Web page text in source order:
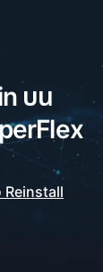
บน
Reinstall